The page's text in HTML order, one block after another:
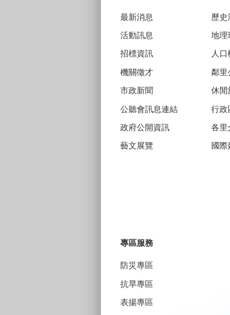
最新消息
活動訊息
招標資訊
機關徵才
市政新聞
公聽會訊息連結
政府公開資訊
藝文展覽
歷史
地理
人口
鄰里
休閒
行政
各里
國
專區服務
防災專區
抗旱專區
表揚專區